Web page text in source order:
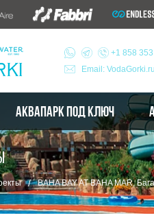
+1 858
Email:
АКВАПАРК ПОД КЛЮЧ
/ BAHA BAY AT BAHA MAR,